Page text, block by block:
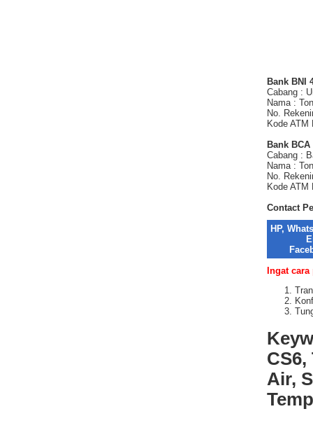
Bank BNI
Cabang :
Nama :
No.
Kode ATM
Bank BCA
Cabang :
Nama :
No.
Kode ATM
Contact
HP,
Ingat
Air,